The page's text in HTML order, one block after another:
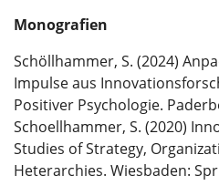
Monografien
Schöllhammer, S. (2024)
Impulse aus
Positiver Psychologie.
Schoellhammer, S. (2020)
Studies of Strategy,
Heterarchies. Wiesbaden: